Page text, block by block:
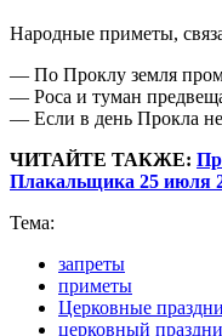
Народные приметы,
— По Проклу земля
— Роса и туман
— Если в день Прокла
ЧИТАЙТЕ ТАКЖЕ:
Плакальщика 25 июля
Тема:
запреты
приметы
Церковные
церковный